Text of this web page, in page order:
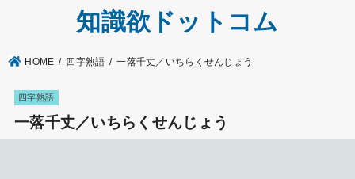
知識欲ドットコム
HOME 四字熟語 一落千丈／いちらくせんじょう
四字熟語
一落千丈／いちらくせんじょう